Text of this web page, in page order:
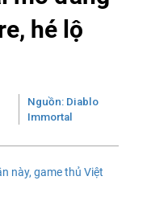
hé lộ
Nguồn: Diablo
Immortal
này, game thủ Việt